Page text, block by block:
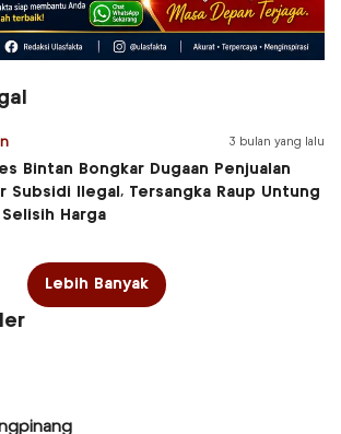
3 bulan yang lalu
Bintan Bongkar Dugaan Penjualan
Subsidi Ilegal, Tersangka Raup Untung
Harga
Lebih Banyak